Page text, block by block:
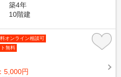
築4年
10階建
オンライン相談可
無料
5,000円